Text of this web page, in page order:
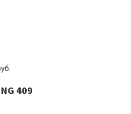
409